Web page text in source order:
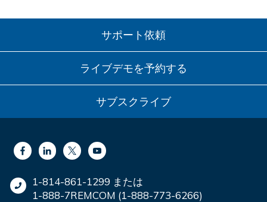
サポート依頼
ライブデモを予約する
サブスクライブ
1-814-861-1299 または
1-888-7REMCOM (1-888-773-6266)